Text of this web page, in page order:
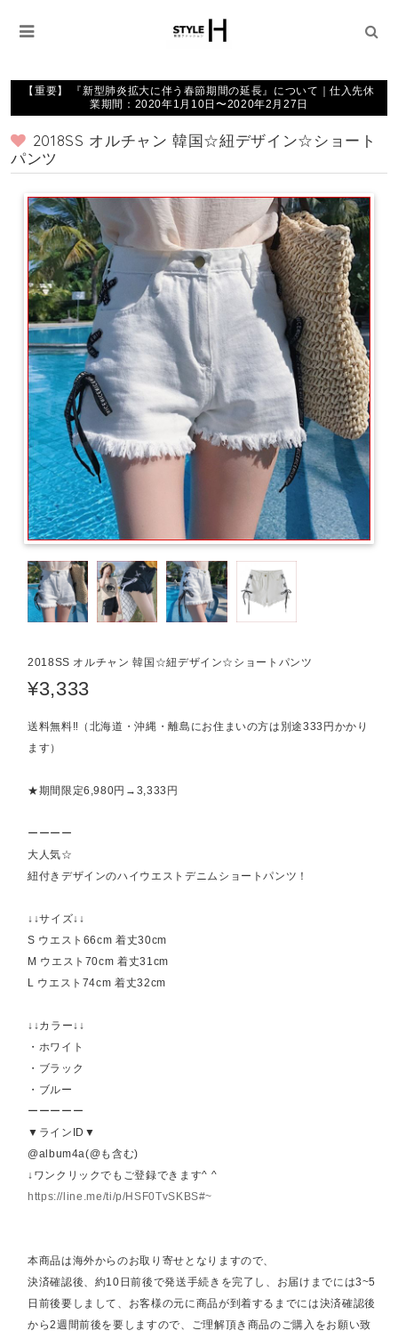
【重要】 『新型肺炎拡大に伴う春節期間の延長』について｜仕入先休
業期間：2020年1月10日〜2020年2月27日
2018SS オルチャン 韓国☆紐デザイン☆ショート
パンツ
2018SS オルチャン 韓国☆紐デザイン☆ショートパンツ
¥3,333
送料無料‼（北海道・沖縄・離島にお住まいの方は別途333円かかり
ます）
★期間限定6,980円→3,333円
ーーーー
大人気☆
紐付きデザインのハイウエストデニムショートパンツ！
↓↓サイズ↓↓
S ウエスト66cm 着丈30cm
M ウエスト70cm 着丈31cm
L ウエスト74cm 着丈32cm
↓↓カラー↓↓
・ホワイト
・ブラック
・ブルー
ーーーーー
▼ラインID▼
@album4a(@も含む)
↓ワンクリックでもご登録できます^ ^
https://line.me/ti/p/HSF0TvSKBS#~
本商品は海外からのお取り寄せとなりますので、
決済確認後、約10日前後で発送手続きを完了し、お届けまでには3~5
日前後要しまして、お客様の元に商品が到着するまでには決済確認後
から2週間前後を要しますので、ご理解頂き商品のご購入をお願い致